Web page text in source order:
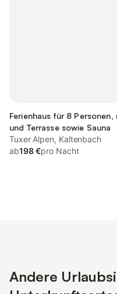
Ferienhaus für 8 Personen,
und Terrasse sowie Sauna
Tuxer Alpen, Kaltenbach
ab198 €pro Nacht
Andere